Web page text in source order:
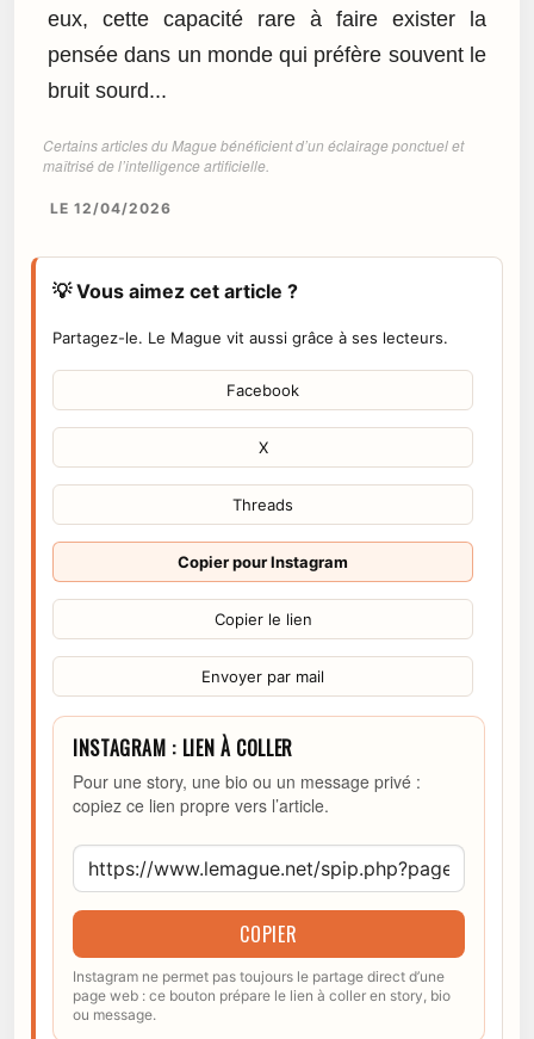
eux, cette capacité rare à faire exister la
pensée dans un monde qui préfère souvent le
bruit sourd...
Certains articles du Mague bénéficient d’un éclairage ponctuel et
maîtrisé de l’intelligence artificielle.
LE 12/04/2026
💡 Vous aimez cet article ?
Partagez-le. Le Mague vit aussi grâce à ses lecteurs.
Facebook
X
Threads
Copier pour Instagram
Copier le lien
Envoyer par mail
INSTAGRAM : LIEN À COLLER
Pour une story, une bio ou un message privé :
copiez ce lien propre vers l’article.
COPIER
Instagram ne permet pas toujours le partage direct d’une
page web : ce bouton prépare le lien à coller en story, bio
ou message.